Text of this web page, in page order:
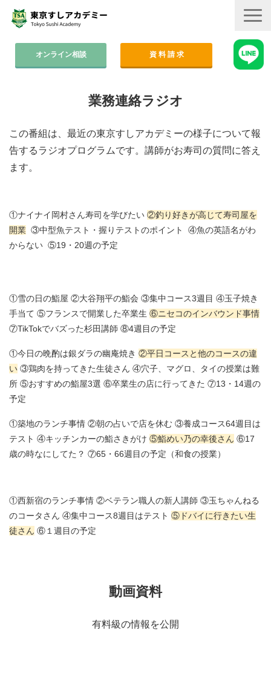
オンライン相談 資 料 請 求
平日コース│木金
学費
すしアカ卒業生の活躍
業務連絡ラジオ
この番組は、最近の東京すしアカデミーの様子について報
告するラジオプログラムです。講師がお寿司の質問に答え
ます。
①ナイナイ岡村さん寿司を学びたい ②釣り好きが高じて寿司屋を
開業 ③中型魚テスト・握りテストのポイント ④魚の英語名がわ
からない ⑤19・20週の予定
①雪の日の鮨屋 ②大谷翔平の鮨会 ③集中コース3週目 ④玉子焼き
手当て ⑤フランスで開業した卒業生 ⑥ニセコのインバウンド事情
⑦TikTokでバズった杉田講師 ⑧4週目の予定
①今日の晩酌は銀ダラの幽庵焼き ②平日コースと他のコースの違
い ③鶏肉を持ってきた生徒さん ④穴子、マグロ、タイの授業は難
所 ⑤おすすめの鮨屋3選 ⑥卒業生の店に行ってきた ⑦13・14週の
予定
①築地のランチ事情 ②朝の占いで店を休む ③養成コース64週目は
テスト ④キッチンカーの鮨さきがけ ⑤鮨めい乃の幸後さん ⑥17
歳の時なにしてた？ ⑦65・66週目の予定（和食の授業）
①西新宿のランチ事情 ②ベテラン職人の新人講師 ③玉ちゃんねる
のコータさん ④集中コース8週目はテスト ⑤ドバイに行きたい生
徒さん ⑥１週目の予定
動画資料
有料級の情報を公開